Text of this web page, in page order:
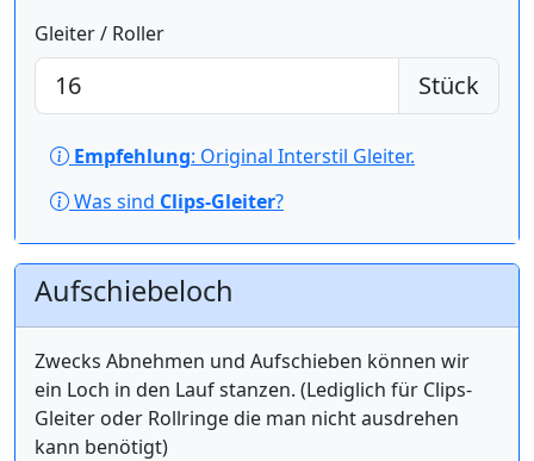
Gleiter / Roller
Stück
Empfehlung: Original Interstil Gleiter.
Was sind Clips-Gleiter?
Aufschiebeloch
Zwecks Abnehmen und Aufschieben können wir
ein Loch in den Lauf stanzen. (Lediglich für Clips-
Gleiter oder Rollringe die man nicht ausdrehen
kann benötigt)